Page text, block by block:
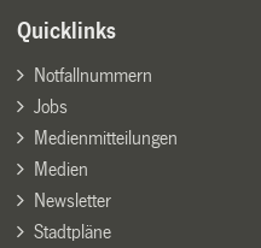
Quicklinks
Notfallnummern
Jobs
Medienmitteilungen
Medien
Newsletter
Stadtpläne